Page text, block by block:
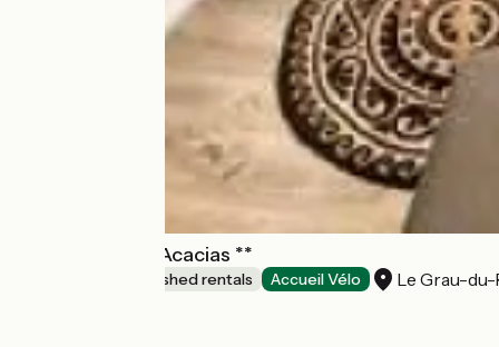
LA Maison des Acacias **
Lodgings and furnished rentals Accueil Vélo Le Grau-